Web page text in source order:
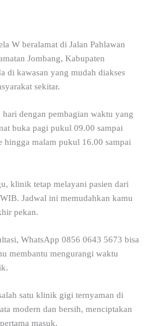
W beralamat di Jalan Pahlawan
Jombang, Kabupaten
di kawasan yang mudah diakses
sekitar.
hari dengan pembagian waktu yang
buka pagi pukul 09.00 sampai
hingga malam pukul 16.00 sampai
klinik tetap melayani pasien dari
Jadwal ini memudahkan kamu
pekan.
WhatsApp 0856 0643 5673 bisa
membantu mengurangi waktu
satu klinik gigi ternyaman di
modern dan bersih, menciptakan
masuk.